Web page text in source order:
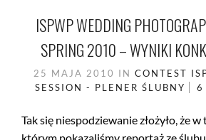
ISPWP WEDDING
SPRING 2010 – WYNIKI
25 MAJA 2010 IN CONTEST
SESSION - PLENER ŚLUBNY
6
Tak się niespodziewanie złożyło, że